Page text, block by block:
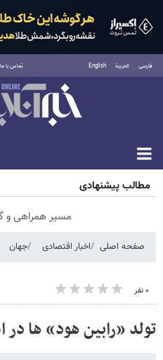
فارسی العربية English تماس با ما
پنجشنبه ۱۵ مرداد ۱۴۰۵
مطالب پیشنهادی
مسیر همراهی و
صفحه اصلی اخبار اقتصادی جهان
۰ نفر
تولد «رابین هود» ها در